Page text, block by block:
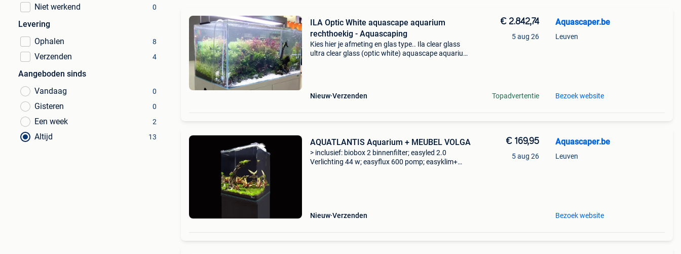
Niet werkend 0
Levering
Ophalen
8
Verzenden 4
Aangeboden sinds
Vandaag
0
Gisteren 0
Een week 2
Altijd 13
ILA Optic White aquascape aquarium
rechthoekig - Aquascaping
Kies hier je afmeting en glas type.. Ila clear glass
ultra clear glass (optic white) aquascape aquarium
Nieuw Verzenden
€ 2.842,74
5 aug 26
Topadvertentie
Aquascaper.be
Leuven
Bezoek website
AQUATLANTIS Aquarium + MEUBEL VOLGA
> inclusief: biobox 2 binnenfilter; easyled 2.0
Verlichting 44 w; easyflux 600 pomp; easyklim+
Nieuw Verzenden
€ 169,95
5 aug 26
Aquascaper.be
Leuven
Bezoek website